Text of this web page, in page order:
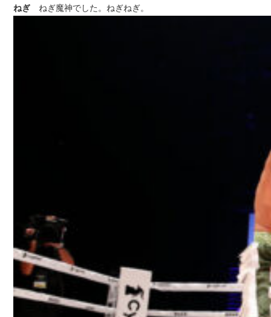
ねぎ ねぎ魔神でした。ねぎねぎ。